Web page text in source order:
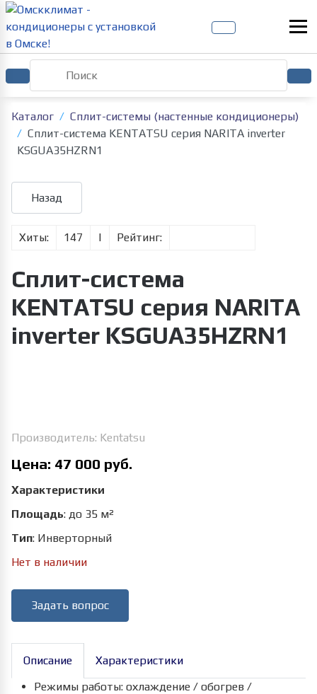
Каталог
Сплит-системы (настенные кондиционеры)
Сплит-система KENTATSU серия NARITA inverter
KSGUA35HZRN1
Хиты: 147 | Рейтинг:
Сплит-система
KENTATSU серия NARITA
inverter KSGUA35HZRN1
Производитель: Kentatsu
Цена: 47 000 руб.
Характеристики
Площадь: до 35 м²
Тип: Инверторный
Нет в наличии
Задать вопрос
Описание
Характеристики
Режимы работы: охлаждение / обогрев /